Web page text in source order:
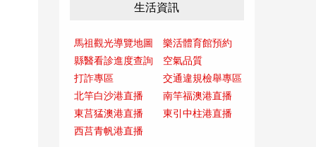
生活資訊
馬祖觀光導覽地圖
樂活體育館預約
縣醫看診進度查詢
空氣品質
打詐專區
交通違規檢舉專區
北竿白沙港直播
南竿福澳港直播
東莒猛澳港直播
東引中柱港直播
西莒青帆港直播